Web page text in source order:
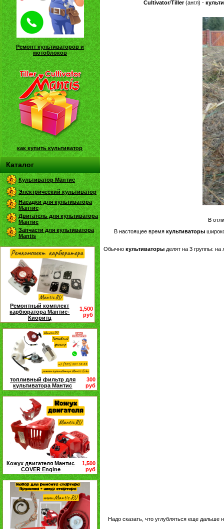
Ремонт культиваторов и
мотоблоков
как купить культиватор
Каталог
Культиватор Мантис
Электрический культиватор
Насадки для культиватора
Мантис
Двигатель для культиватора
Мантис
Запчасти для культиватора
Mantis
Ремонтный комплект
карбюратора Мантис-
Киоритц
1,500
руб
топливный фильтр для
культиватора Мантис
300
руб
Кожух двигателя Мантис
COVER Engine
1,500
руб
Cultivator/Tiller(англ) -
В
В настоящее время культиваторы
Обычно культиваторы делят на 3 группы:
Надо сказать, что углубляться еще дальше